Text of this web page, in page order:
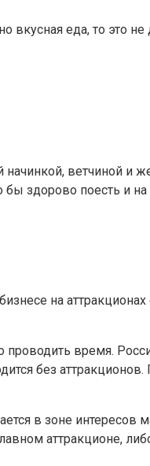
вкусная еда, то это
ветчиной и
здорово поесть и на
на
время.
без
в зоне интересов
аттракционе,